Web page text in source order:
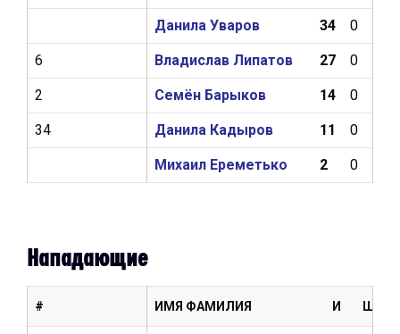
Данила Уваров 34 0
Владислав Липатов 27 0
Семён Барыков 14 0
Данила Кадыров 11 0
Михаил Ереметько 2 0
6
2
34
Нападающие
ИМЯ ФАМИЛИЯ И Ш
#